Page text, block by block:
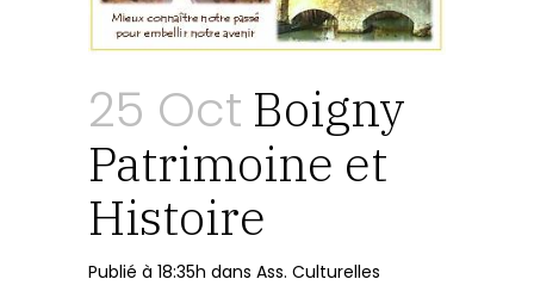
25 Oct Boigny
Patrimoine et
Histoire
Publié à 18:35h dans Ass. Culturelles